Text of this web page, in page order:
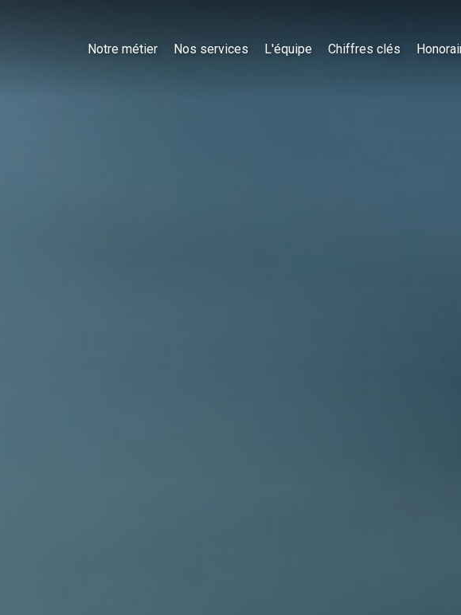
Notre métier Nos services L'équipe Chiffres clés